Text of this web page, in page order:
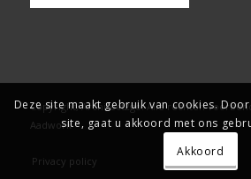
Copyright, Architect2go. Alle rechten
Aadwork
Privacy policy
Deze site maakt gebruik van cookies.
site, gaat u akkoord met ons
Akkoord